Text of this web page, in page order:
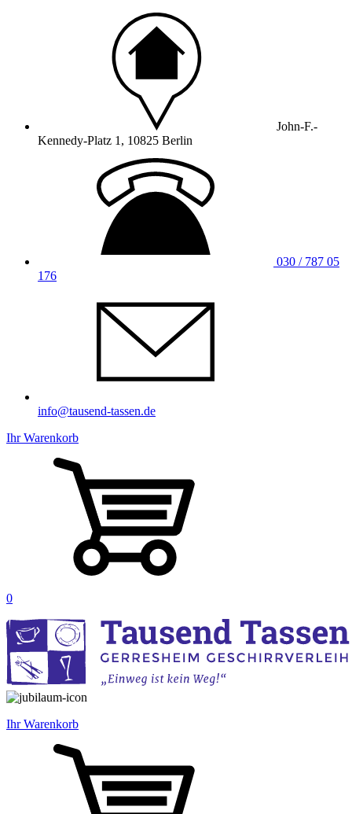
John-F.-
Kennedy-Platz 1, 10825 Berlin
030 / 787 05
176
info@tausend-tassen.de
Ihr Warenkorb
0
Ihr Warenkorb